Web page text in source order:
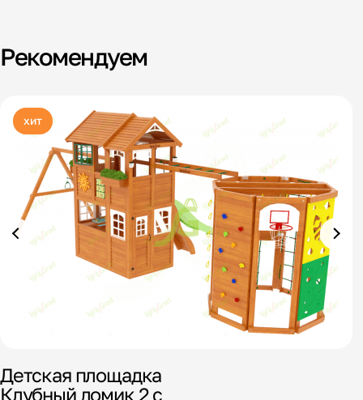
Рекомендуем
хит
Детская площадка
Клубный домик 2 с